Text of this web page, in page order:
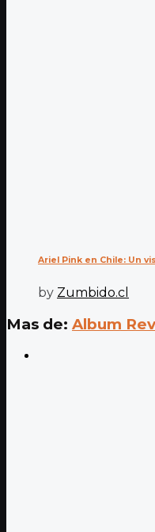
Ariel Pink en Chile: Un
by Zumbido.cl
Mas de: Album